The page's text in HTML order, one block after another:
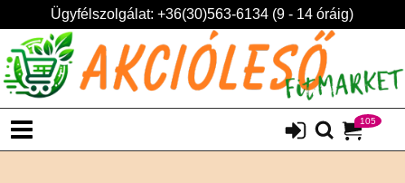
Ügyfélszolgálat: +36(30)563-6134 (9 - 14 óráig)
105